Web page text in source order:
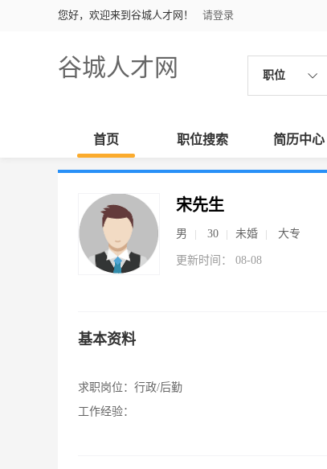
您好，欢迎来到谷城人才网！ 请登录
谷城人才网 职位
首页 职位搜索 简历中心
宋先生
男 30 未婚 大专
更新时间： 08-08
基本资料
求职岗位： 行政/后勤
工作经验：